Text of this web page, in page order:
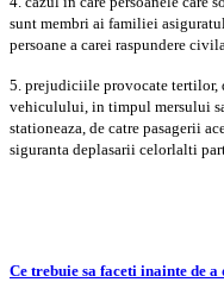
sunt membri ai familiei
persoane a carei raspundere
5. prejudiciile provocate tertilor,
vehiculului, in timpul mersului
stationeaza, de catre pasagerii
siguranta deplasarii celorlalti
Ce trebuie sa faceti inainte de a